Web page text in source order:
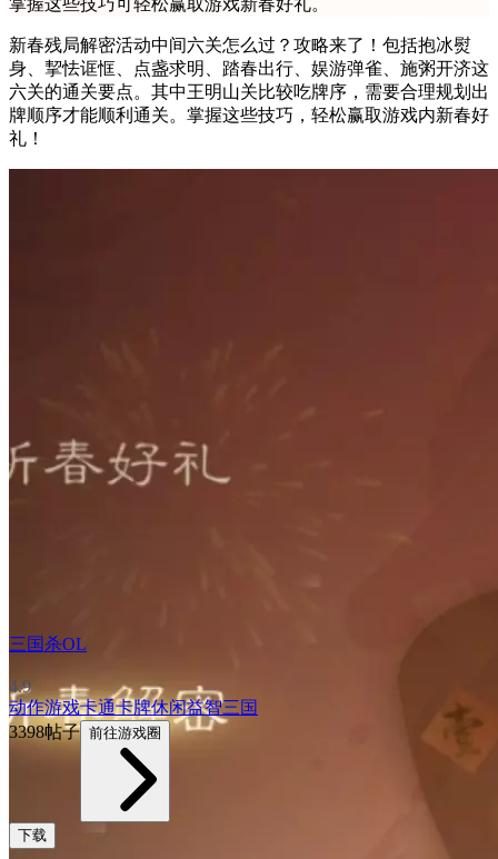
新春残局解密活动中间六关怎么过？攻略来了！包括抱冰熨
身、挈怯诓恇、点盏求明、踏春出行、娱游弹雀、施粥开济这
六关的通关要点。其中王明山关比较吃牌序，需要合理规划出
牌顺序才能顺利通关。掌握这些技巧，轻松赢取游戏内新春好
礼！
三国杀OL
4.9
动作游戏卡通卡牌休闲益智三国
3398帖子 前往游戏圈
下载